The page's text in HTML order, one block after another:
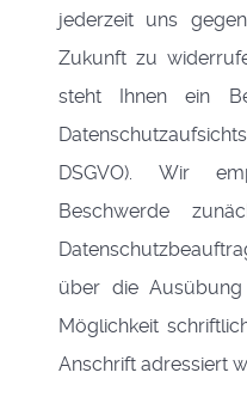
jederzeit uns
Zukunft zu
steht Ihnen ein
DSGVO). Wir
Beschwerde
über die
Möglichkeit
Anschrift adressiert